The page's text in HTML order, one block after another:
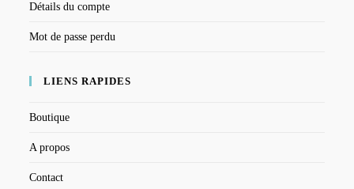
Détails du compte
Mot de passe perdu
LIENS RAPIDES
Boutique
A propos
Contact